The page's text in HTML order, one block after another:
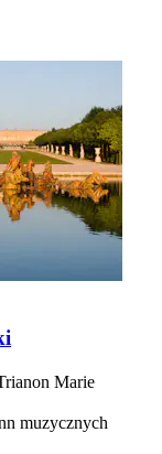
Marie
muzycznych